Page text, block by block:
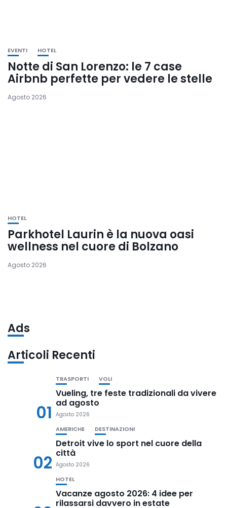
EVENTI HOTEL
Notte di San Lorenzo: le 7 case
Airbnb perfette per vedere le stelle
Agosto 2026
HOTEL
Parkhotel Laurin è la nuova oasi
wellness nel cuore di Bolzano
Agosto 2026
Ads
Articoli Recenti
01
TRASPORTI VOLI
Vueling, tre feste tradizionali da vivere
ad agosto
Agosto 2026
02
AMERICHE DESTINAZIONI
Detroit vive lo sport nel cuore della
città
Agosto 2026
HOTEL
Vacanze agosto 2026: 4 idee per
rilassarsi davvero in estate